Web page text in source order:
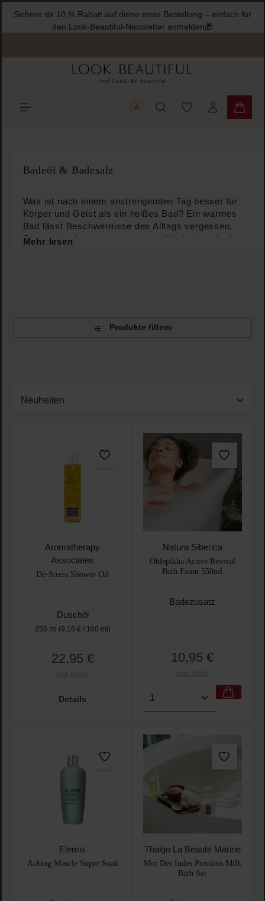
springen
Sichere dir 10 % Rabatt auf deine erste Bestellung – einfach für
den Look-Beautiful-Newsletter anmelden🎁
Du hast 0
Badeöl & Badesalz
Was ist nach einem anstrengenden Tag besser für
Körper und Geist als ein heißes Bad? Ein warmes
Bad lässt Beschwernisse des Alltags vergessen,
Stress abzubauen, angespannte Muskeln zu lockern
Unterstützung der Hautpflege und des psychischen
Zustand.
Mehr lesen
Produkte filtern
Aromatherapy
Associates
De-Stress Shower Oil
Duschöl
250 ml (9,18 € / 100 ml)
Regulärer Preis:
22,95 €
Inkl. MwSt
Details
Natura Siberica
Oblepikha Active Revival
Bath Foam 550ml
Badezusatz
Regulärer Preis:
10,95 €
Inkl. MwSt
Produkt Anzahl: Gib
Elemis
Aching Muscle Super Soak
Thalgo La Beauté Marine
Mer Des Indes Precious Milk
Bath Set